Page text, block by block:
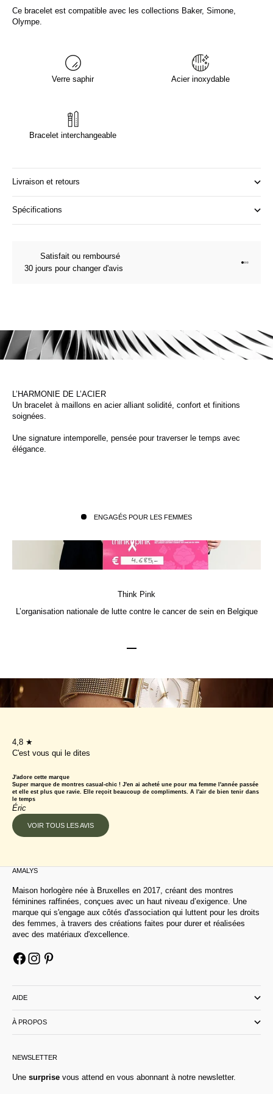
Ce bracelet est compatible avec les collections Baker, Simone,
Olympe.
Verre saphir Acier inoxydable
Bracelet interchangeable
Livraison et retours
Spécifications
Satisfait ou remboursé
30 jours pour changer d'avis
Aller à
Aller à
Aller à
L’HARMONIE DE L’ACIER
Un bracelet à maillons en acier alliant solidité, confort et finitions
soignées.
Une signature intemporelle, pensée pour traverser le temps avec
élégance.
ENGAGÉS POUR LES FEMMES
Think Pink
L’organisation nationale de lutte contre le cancer de sein en Belgique
4,8 ★
C'est vous qui le dites
J'adore cette marque
Super marque de montres casual-chic ! J'en ai acheté une pour ma femme l'année passée
et elle est plus que ravie. Elle reçoit beaucoup de compliments. A l'air de bien tenir dans
le temps
Éric
VOIR TOUS LES AVIS
AMALYS
Maison horlogère née à Bruxelles en 2017, créant des montres
féminines raffinées, conçues avec un haut niveau d’exigence. Une
marque qui s'engage aux côtés d'association qui luttent pour les droits
des femmes, à travers des créations faites pour durer et réalisées
avec des matériaux d'excellence.
AIDE
À PROPOS
NEWSLETTER
Une surprise vous attend en vous abonnant à notre newsletter.